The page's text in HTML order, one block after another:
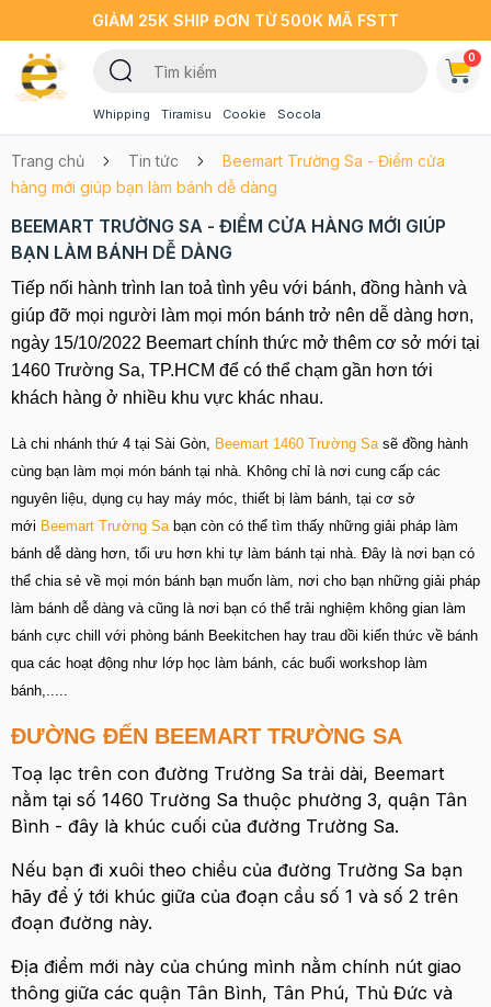
GIẢM 25K SHIP ĐƠN TỪ 500K MÃ FSTT
Whipping Tiramisu Cookie Socola
0
Trang chủ Tin tức
Beemart Trường Sa - Điểm cửa
hàng mới giúp bạn làm bánh dễ dàng
BEEMART TRƯỜNG SA - ĐIỂM CỬA HÀNG MỚI GIÚP
BẠN LÀM BÁNH DỄ DÀNG
Tiếp nối hành trình lan toả tình yêu với bánh, đồng hành và
giúp đỡ mọi người làm mọi món bánh trở nên dễ dàng hơn,
ngày 15/10/2022 Beemart chính thức mở thêm cơ sở mới tại
1460 Trường Sa, TP.HCM để có thể chạm gần hơn tới
khách hàng ở nhiều khu vực khác nhau.
Là chi nhánh thứ 4 tại Sài Gòn, Beemart 1460 Trường Sasẽ đồng hành
cùng bạn làm mọi món bánh tại nhà. Không chỉ là nơi cung cấp các
nguyên liệu, dụng cụ hay máy móc, thiết bị làm bánh, tại cơ sở
mới Beemart Trường Sabạn còn có thể tìm thấy những giải pháp làm
bánh dễ dàng hơn, tối ưu hơn khi tự làm bánh tại nhà. Đây là nơi bạn có
thể chia sẻ về mọi món bánh bạn muốn làm, nơi cho bạn những giải pháp
làm bánh dễ dàng và cũng là nơi bạn có thể trải nghiệm không gian làm
bánh cực chill với phòng bánh Beekitchen hay trau dồi kiến thức về bánh
qua các hoạt động như lớp học làm bánh, các buổi workshop làm
bánh,.....
ĐƯỜNG ĐẾN BEEMART TRƯỜNG SA
Toạ lạc trên con đường Trường Sa trải dài, Beemart
nằm tại số 1460 Trường Sa thuộc phường 3, quận Tân
Bình - đây là khúc cuối của đường Trường Sa.
Nếu bạn đi xuôi theo chiều của đường Trường Sa bạn
hãy để ý tới khúc giữa của đoạn cầu số 1 và số 2 trên
đoạn đường này.
Địa điểm mới này của chúng mình nằm chính nút giao
thông giữa các quận Tân Bình, Tân Phú, Thủ Đức và